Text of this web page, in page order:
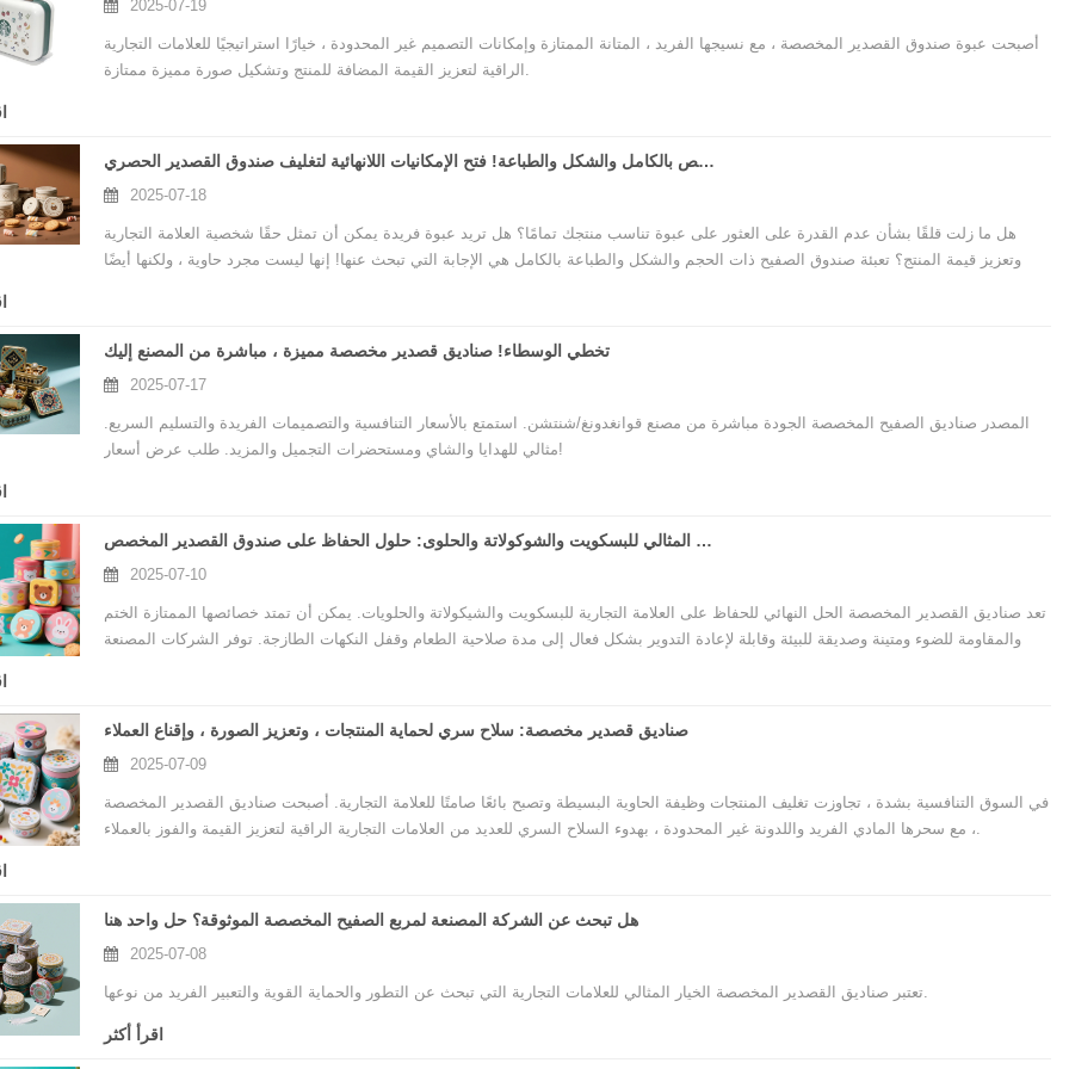
2025-07-19
أصبحت عبوة صندوق القصدير المخصصة ، مع نسيجها الفريد ، المتانة الممتازة وإمكانات التصميم غير المحدودة ، خيارًا استراتيجيًا للعلامات التجارية
الراقية لتعزيز القيمة المضافة للمنتج وتشكيل صورة مميزة ممتازة.
حجم مخصص بالكامل والشكل والطباعة! فتح الإمكانيات اللانهائية لتغليف صندوق القصدير الحصري
2025-07-18
هل ما زلت قلقًا بشأن عدم القدرة على العثور على عبوة تناسب منتجك تمامًا؟ هل تريد عبوة فريدة يمكن أن تمثل حقًا شخصية العلامة التجارية
وتعزيز قيمة المنتج؟ تعبئة صندوق الصفيح ذات الحجم والشكل والطباعة بالكامل هي الإجابة التي تبحث عنها! إنها ليست مجرد حاوية ، ولكنها أيضًا
تخطي الوسطاء! صناديق قصدير مخصصة مميزة ، مباشرة من المصنع إليك
2025-07-17
المصدر صناديق الصفيح المخصصة الجودة مباشرة من مصنع قوانغدونغ/شنتشن. استمتع بالأسعار التنافسية والتصميمات الفريدة والتسليم السريع.
مثالي للهدايا والشاي ومستحضرات التجميل والمزيد. طلب عرض أسعار!
الرفيق المثالي للبسكويت والشوكولاتة والحلوى: حلول الحفاظ على صندوق القصدير المخصص
2025-07-10
تعد صناديق القصدير المخصصة الحل النهائي للحفاظ على العلامة التجارية للبسكويت والشيكولاتة والحلويات. يمكن أن تمتد خصائصها الممتازة الختم
والمقاومة للضوء ومتينة وصديقة للبيئة وقابلة لإعادة التدوير بشكل فعال إلى مدة صلاحية الطعام وقفل النكهات الطازجة. توفر الشركات المصنعة
صناديق قصدير مخصصة: سلاح سري لحماية المنتجات ، وتعزيز الصورة ، وإقناع العملاء
2025-07-09
في السوق التنافسية بشدة ، تجاوزت تغليف المنتجات وظيفة الحاوية البسيطة وتصبح بائعًا صامتًا للعلامة التجارية. أصبحت صناديق القصدير المخصصة
، مع سحرها المادي الفريد واللدونة غير المحدودة ، بهدوء السلاح السري للعديد من العلامات التجارية الراقية لتعزيز القيمة والفوز بالعملاء.
هل تبحث عن الشركة المصنعة لمربع الصفيح المخصصة الموثوقة؟ حل واحد هنا
2025-07-08
تعتبر صناديق القصدير المخصصة الخيار المثالي للعلامات التجارية التي تبحث عن التطور والحماية القوية والتعبير الفريد من نوعها.
اقرأ أكثر